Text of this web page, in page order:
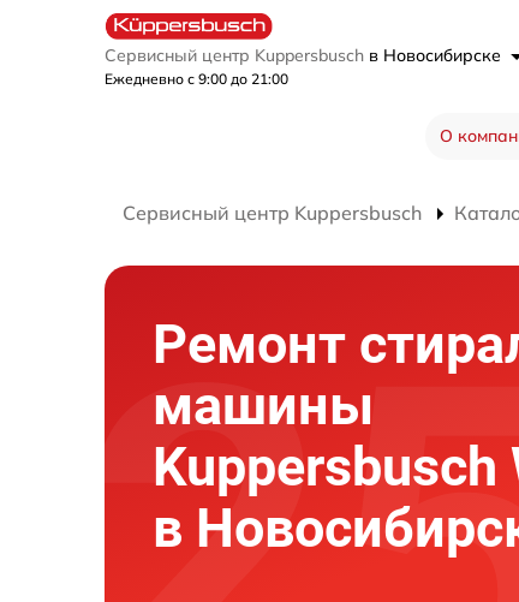
Сервисный центр Kuppersbusch в Новосибирске
Ежедневно с 9:00 до 21:00
О
Сервисный центр Kuppersbusch
Ремонт
машины
Kuppersbusch
в